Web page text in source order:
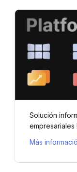
Solución
empresariales
Más